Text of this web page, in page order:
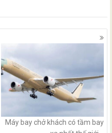
Máy bay chở khách có tầm bay